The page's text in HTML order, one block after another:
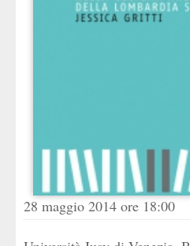
28 maggio 2014 ore 18:00